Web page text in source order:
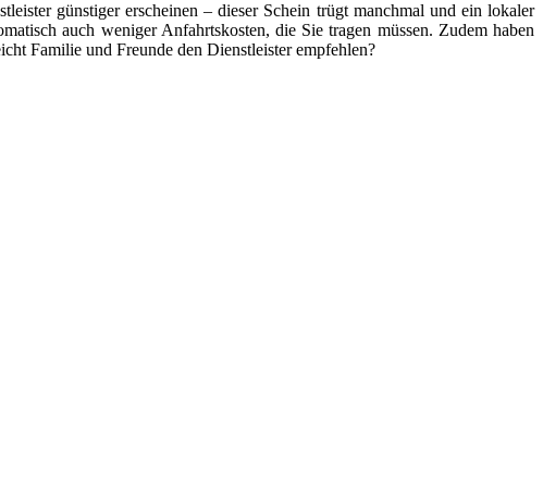
günstiger erscheinen – dieser Schein trügt manchmal und ein lokaler
auch weniger Anfahrtskosten, die Sie tragen müssen. Zudem haben
Familie und Freunde den Dienstleister empfehlen?